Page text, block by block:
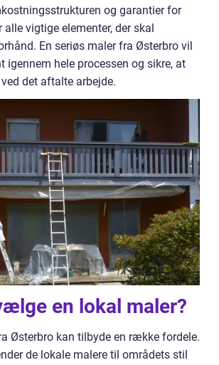
og garantier for
alle vigtige elementer, der skal
En seriøs maler fra Østerbro vil
igennem hele processen og sikre, at
det aftalte arbejde.
en lokal maler?
Østerbro kan tilbyde en række fordele.
de lokale malere til områdets stil